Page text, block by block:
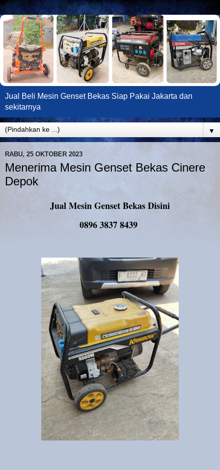
Jual Beli Mesin Genset Bekas Siap Pakai Jakarta dan
sekitarnya
▼
RABU, 25 OKTOBER 2023
Menerima Mesin Genset Bekas Cinere
Depok
Jual Mesin Genset Bekas Disini
0896 3837 8439